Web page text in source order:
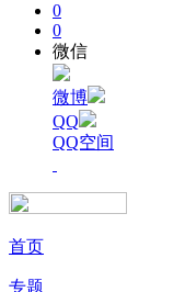
0
0
微信
微博
QQ
QQ空间
首页
专题